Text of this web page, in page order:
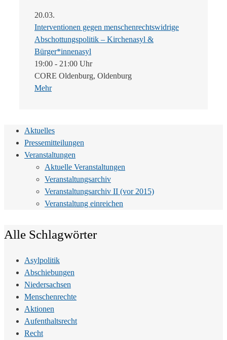
20.03.
Interventionen gegen menschenrechtswidrige
Abschottungspolitik – Kirchenasyl &
Bürger*innenasyl
19:00 - 21:00 Uhr
CORE Oldenburg, Oldenburg
Mehr
Aktuelles
Pressemitteilungen
Veranstaltungen
Aktuelle Veranstaltungen
Veranstaltungsarchiv
Veranstaltungsarchiv II (vor 2015)
Veranstaltung einreichen
Alle Schlagwörter
Asylpolitik
Abschiebungen
Niedersachsen
Menschenrechte
Aktionen
Aufenthaltsrecht
Recht